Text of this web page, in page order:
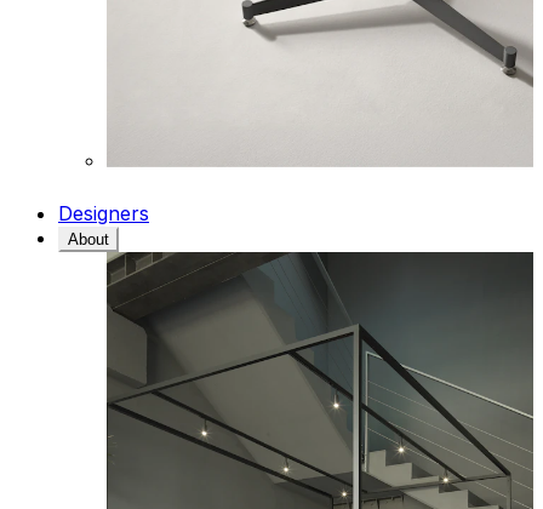
Designers
About